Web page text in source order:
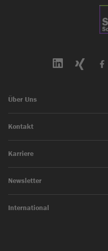
Über Uns
Kontakt
Karriere
Newsletter
International